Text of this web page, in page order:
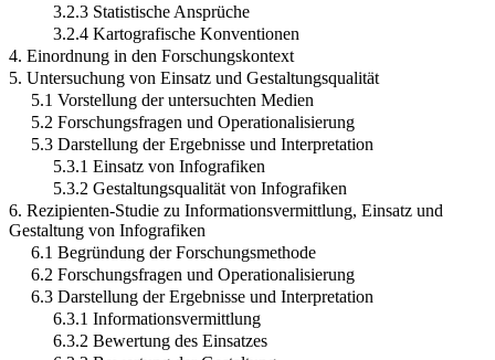
3.2.3 Statistische Ansprüche
3.2.4 Kartografische Konventionen
4. Einordnung in den Forschungskontext
5. Untersuchung von Einsatz und Gestaltungsqualität
5.1 Vorstellung der untersuchten Medien
5.2 Forschungsfragen und Operationalisierung
5.3 Darstellung der Ergebnisse und Interpretation
5.3.1 Einsatz von Infografiken
5.3.2 Gestaltungsqualität von Infografiken
6. Rezipienten-Studie zu Informationsvermittlung, Einsatz und
Gestaltung von Infografiken
6.1 Begründung der Forschungsmethode
6.2 Forschungsfragen und Operationalisierung
6.3 Darstellung der Ergebnisse und Interpretation
6.3.1 Informationsvermittlung
6.3.2 Bewertung des Einsatzes